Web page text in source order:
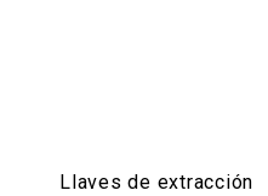
Llaves de extracción